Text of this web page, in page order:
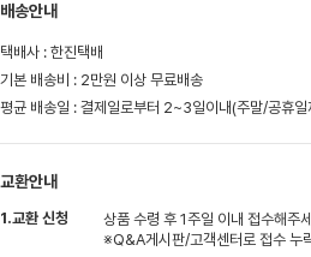
배송안내
택배사 : 한진택배
기본 배송비 : 2만원 이상 무료배송
평균 배송일 : 결제일로부터 2~3일이내(주말/공휴일
교환안내
1.교환 신청
상품 수령 후 1주일 이내 접수해주
※Q&A게시판/고객센터로 접수 누